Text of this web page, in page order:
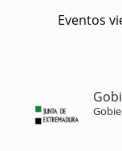
Eventos